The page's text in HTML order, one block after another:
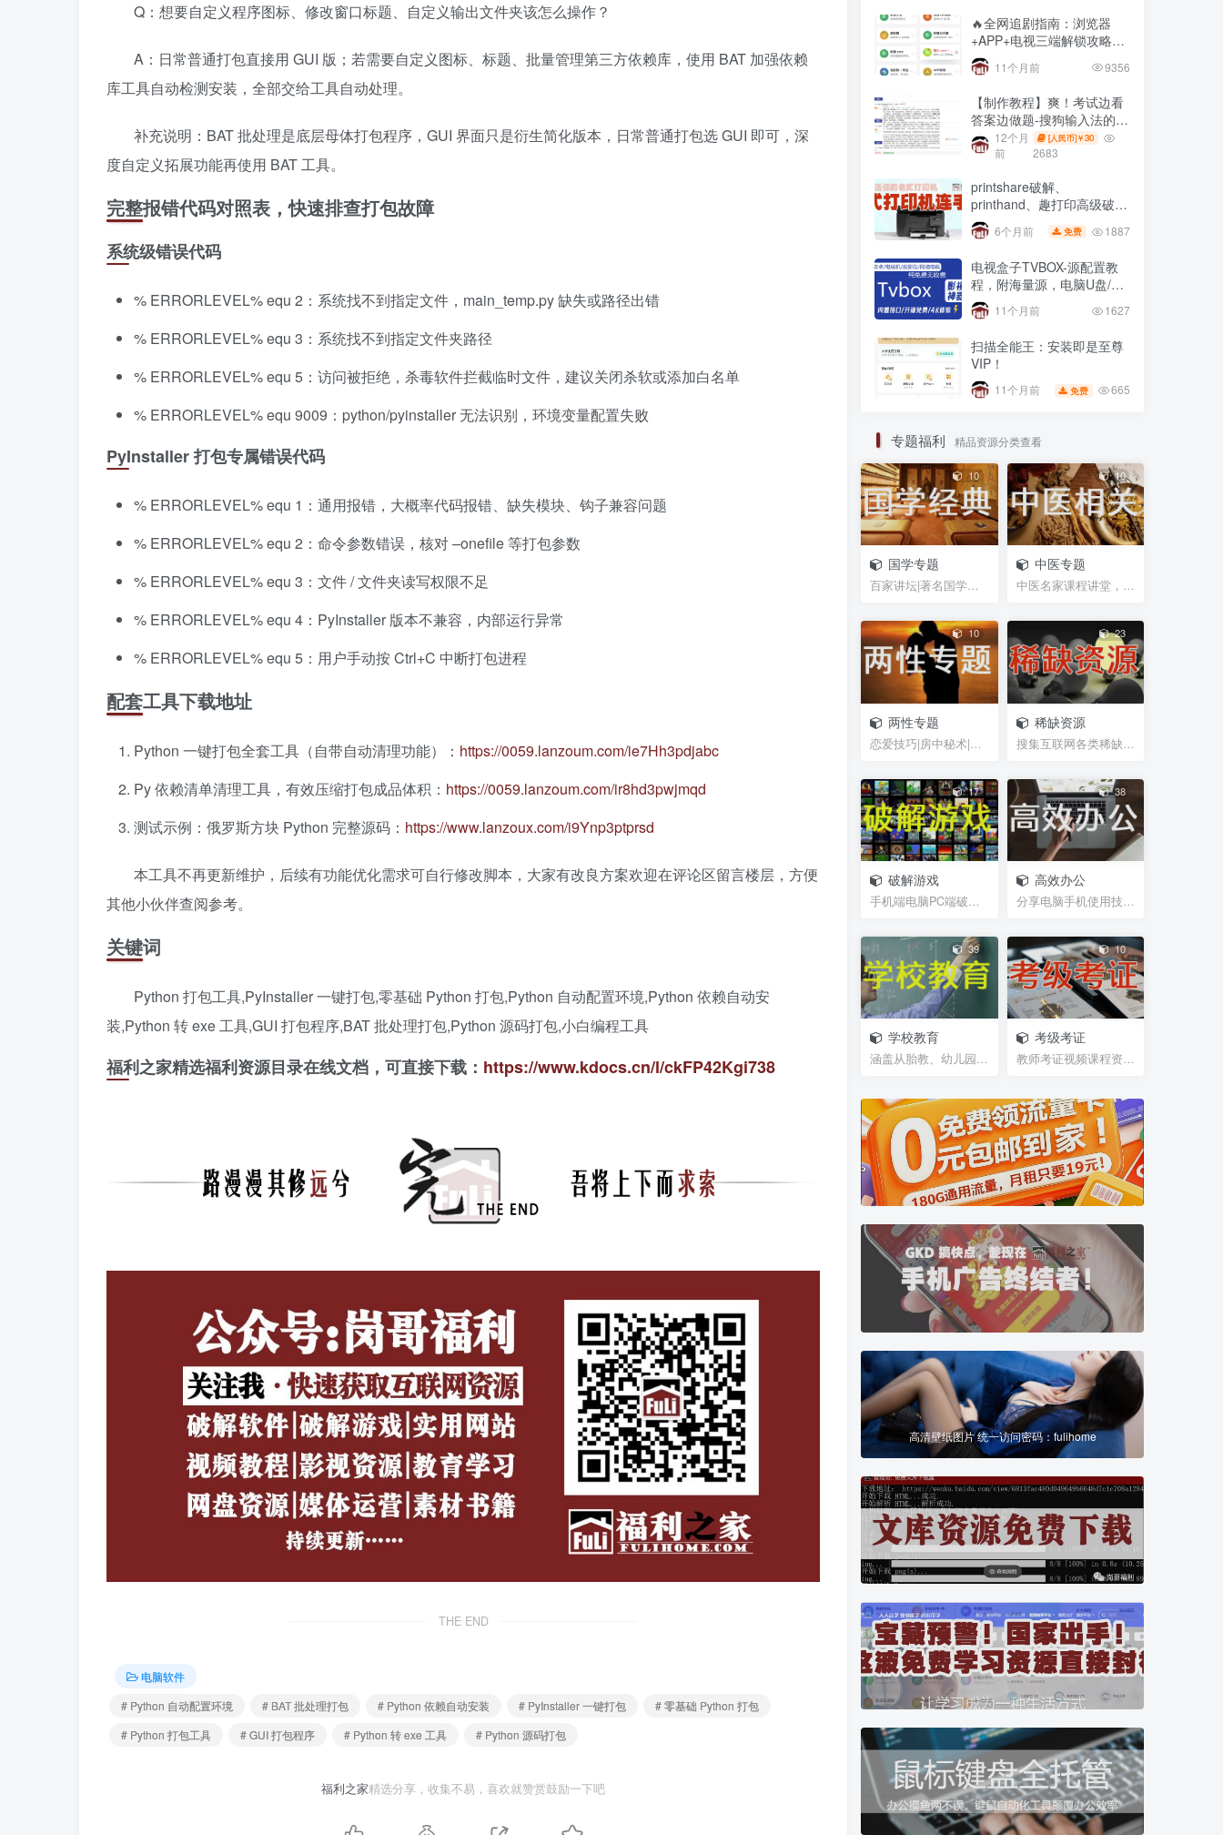
Q：想要自定义程序图标、修改窗口标题、自定义输出文件夹该怎么操作？
A：日常普通打包直接用 GUI 版；若需要自定义图标、标题、批量管理第三方依赖库，使用 BAT 加强依赖
库工具自动检测安装，全部交给工具自动处理。
补充说明：BAT 批处理是底层母体打包程序，GUI 界面只是衍生简化版本，日常普通打包选 GUI 即可，深
度自定义拓展功能再使用 BAT 工具。
完整报错代码对照表，快速排查打包故障
系统级错误代码
% ERRORLEVEL% equ 2：系统找不到指定文件，main_temp.py 缺失或路径出错
% ERRORLEVEL% equ 3：系统找不到指定文件夹路径
% ERRORLEVEL% equ 5：访问被拒绝，杀毒软件拦截临时文件，建议关闭杀软或添加白名单
% ERRORLEVEL% equ 9009：python/pyinstaller 无法识别，环境变量配置失败
PyInstaller 打包专属错误代码
% ERRORLEVEL% equ 1：通用报错，大概率代码报错、缺失模块、钩子兼容问题
% ERRORLEVEL% equ 2：命令参数错误，核对 –onefile 等打包参数
% ERRORLEVEL% equ 3：文件 / 文件夹读写权限不足
% ERRORLEVEL% equ 4：PyInstaller 版本不兼容，内部运行异常
% ERRORLEVEL% equ 5：用户手动按 Ctrl+C 中断打包进程
配套工具下载地址
Python 一键打包全套工具（自带自动清理功能）： https://0059.lanzoum.com/ie7Hh3pdjabc
Py 依赖清单清理工具，有效压缩打包成品体积： https://0059.lanzoum.com/ir8hd3pwjmqd
测试示例：俄罗斯方块 Python 完整源码： https://www.lanzoux.com/i9Ynp3ptprsd
本工具不再更新维护，后续有功能优化需求可自行修改脚本，大家有改良方案欢迎在评论区留言楼层，方便
其他小伙伴查阅参考。
关键词
Python 打包工具,PyInstaller 一键打包,零基础 Python 打包,Python 自动配置环境,Python 依赖自动安
装,Python 转 exe 工具,GUI 打包程序,BAT 批处理打包,Python 源码打包,小白编程工具
福利之家精选福利资源目录在线文档，可直接下载： https://www.kdocs.cn/l/ckFP42Kgi738
THE END
电脑软件
# Python 自动配置环境
# BAT 批处理打包 # Python 依赖自动安装 # PyInstaller 一键打包
# 零基础 Python 打包
# Python 打包工具
# GUI 打包程序 # Python 转 exe 工具 # Python 源码打包
福利之家精选分享，收集不易，喜欢就赞赏鼓励一下吧
🔥全网追剧指南：浏览器
+APP+电视三端解锁攻略，
免费资源一网打尽！
11个月前 9356
【制作教程】爽！考试边看
答案边做题-搜狗输入法的另
一妙用，适用网页在线全屏
考试仿切屏系统的
12个月
前
[人民币]￥30
2683
printshare破解、
printhand、趣打印高级破解
版，老式USB打印机
6个月前 免费 1887
电视盒子TVBOX-源配置教
程，附海量源，电脑U盘/不
用U盘 安装第三方app方法
11个月前 1627
扫描全能王：安装即是至尊
VIP！
11个月前 免费 665
专题福利 精品资源分类查看
10
国学专题
百家讲坛|著名国学大师视频课程|易中天曾仕强于丹纪...
10
中医专题
中医名家课程讲堂，书籍资料等网盘资源分享
10
两性专题
恋爱技巧|房中秘术|聊天话术|脱单救急|男性能力锻炼...
23
稀缺资源
搜集互联网各类稀缺视频、图片、书籍等资源
17
破解游戏
手机端电脑PC端破解游戏，经典游戏
38
高效办公
分享电脑手机使用技巧，及辅助软件插件等小工具，帮...
39
学校教育
涵盖从胎教、幼儿园、学前班、小学、初中、高中、大...
10
考级考证
教师考证视频课程资源，笔试试题，面试攻略等等网盘...
高清壁纸图片 统一访问密码：fulihome